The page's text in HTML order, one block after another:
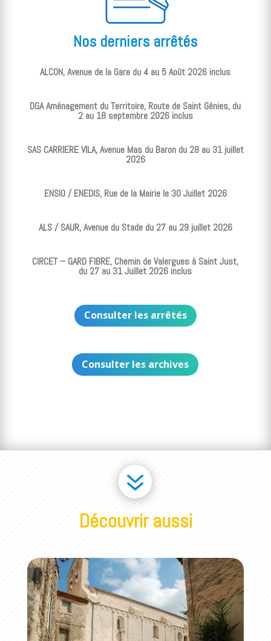
Nos derniers arrêtés
ALCON, Avenue de la Gare du 4 au 5 Août 2026 inclus
DGA Aménagement du Territoire, Route de Saint Génies, du
2 au 18 septembre 2026 inclus
SAS CARRIERE VILA, Avenue Mas du Baron du 28 au 31 juillet
2026
ENSIO / ENEDIS, Rue de la Mairie le 30 Juillet 2026
ALS / SAUR, Avenue du Stade du 27 au 29 juillet 2026
CIRCET – GARD FIBRE, Chemin de Valergues à Saint Just,
du 27 au 31 Juillet 2026 inclus
Consulter les arrêtés
Consulter les archives
7
Découvrir aussi